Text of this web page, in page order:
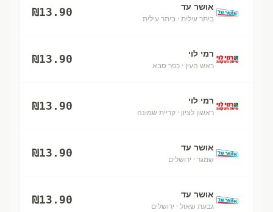
אושר עד
ביתר עילית · ביתר עילית
₪13.90
רמי לוי
ראש העין · כפר סבא
₪13.90
רמי לוי
ראשון לציון · קריית שמונה
₪13.90
אושר עד
שמגר · ירושלים
₪13.90
אושר עד
גבעת שאול · ירושלים
₪13.90